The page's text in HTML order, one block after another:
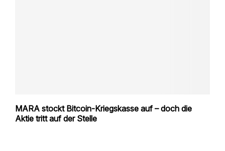
MARA stockt Bitcoin-Kriegskasse auf – doch die
Aktie tritt auf der Stelle